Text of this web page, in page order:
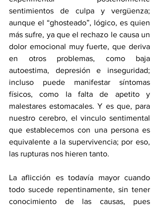
sentimientos de culpa y vergüenza;
aunque el “ghosteado”, lógico, es quien
más sufre, ya que el rechazo le causa un
dolor emocional muy fuerte, que deriva
en otros problemas, como baja
autoestima, depresión e inseguridad;
incluso puede manifestar síntomas
físicos, como la falta de apetito y
malestares estomacales. Y es que, para
nuestro cerebro, el vinculo sentimental
que establecemos con una persona es
equivalente a la supervivencia; por eso,
las rupturas nos hieren tanto.
La aflicción es todavía mayor cuando
todo sucede repentinamente, sin tener
conocimiento de las causas, pues